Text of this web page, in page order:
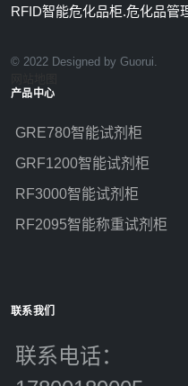
RFID智能危化品柜.危化品管
© 2022 Designed by Guorui.
产品中心
GRE780智能试剂柜
GRF1200智能试剂柜
RF3000智能试剂柜
RF2095智能称重试剂柜
联系我们
联系电话：